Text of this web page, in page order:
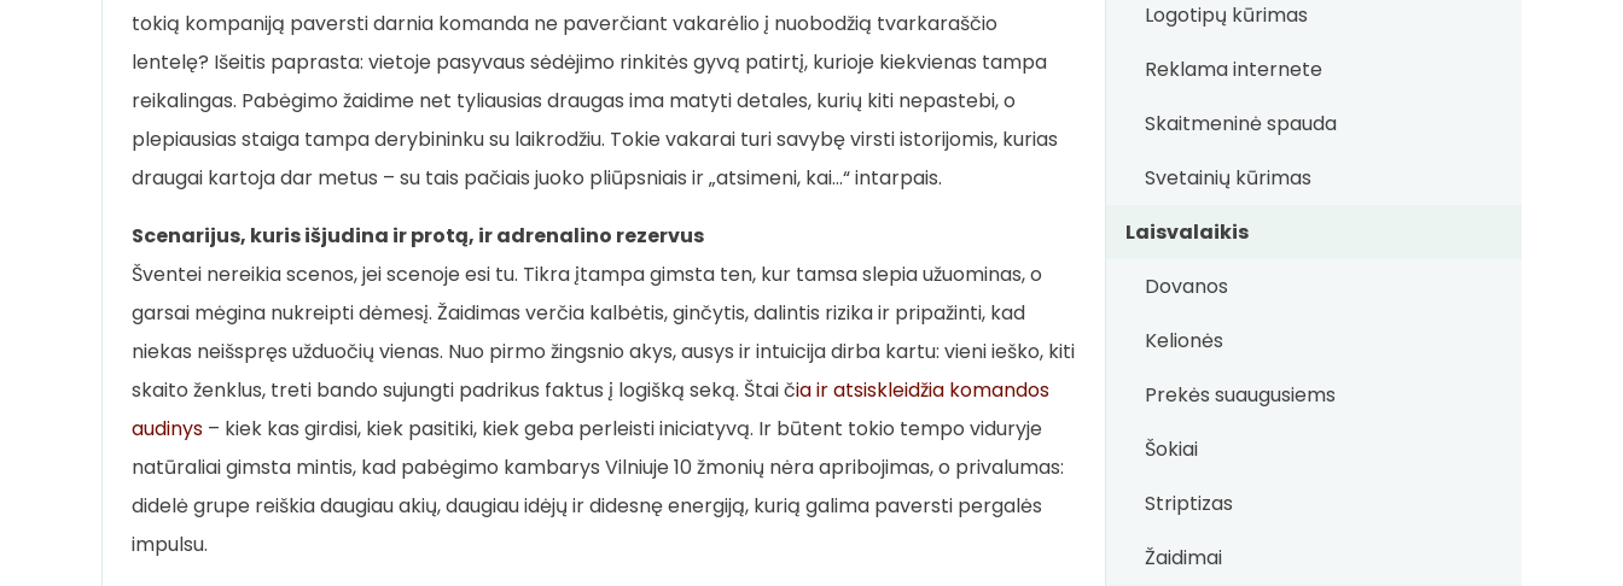
tokią kompaniją paversti darnia komanda ne paverčiant vakarėlio į nuobodžią tvarkaraščio
lentelę? Išeitis paprasta: vietoje pasyvaus sėdėjimo rinkitės gyvą patirtį, kurioje kiekvienas tampa
reikalingas. Pabėgimo žaidime net tyliausias draugas ima matyti detales, kurių kiti nepastebi, o
plepiausias staiga tampa derybininku su laikrodžiu. Tokie vakarai turi savybę virsti istorijomis, kurias
draugai kartoja dar metus – su tais pačiais juoko pliūpsniais ir „atsimeni, kai…“ intarpais.
Scenarijus, kuris išjudina ir protą, ir adrenalino rezervus
Šventei nereikia scenos, jei scenoje esi tu. Tikra įtampa gimsta ten, kur tamsa slepia užuominas, o
garsai mėgina nukreipti dėmesį. Žaidimas verčia kalbėtis, ginčytis, dalintis rizika ir pripažinti, kad
niekas neišspręs užduočių vienas. Nuo pirmo žingsnio akys, ausys ir intuicija dirba kartu: vieni ieško, kiti
skaito ženklus, treti bando sujungti padrikus faktus į logišką seką. Štai čia ir atsiskleidžia komandos
audinys – kiek kas girdisi, kiek pasitiki, kiek geba perleisti iniciatyvą. Ir būtent tokio tempo viduryje
natūraliai gimsta mintis, kad pabėgimo kambarys Vilniuje 10 žmonių nėra apribojimas, o privalumas:
didelė grupe reiškia daugiau akių, daugiau idėjų ir didesnę energiją, kurią galima paversti pergalės
impulsu.
Logotipų kūrimas
Reklama internete
Skaitmeninė spauda
Svetainių kūrimas
Laisvalaikis
Dovanos
Kelionės
Prekės suaugusiems
Šokiai
Striptizas
Žaidimai